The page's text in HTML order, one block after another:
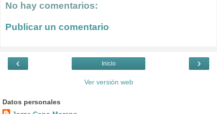
No hay comentarios:
Publicar un comentario
‹ ›
Inicio
Ver versión web
Datos personales